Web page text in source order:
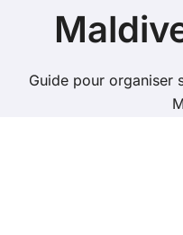
Guide pour organiser